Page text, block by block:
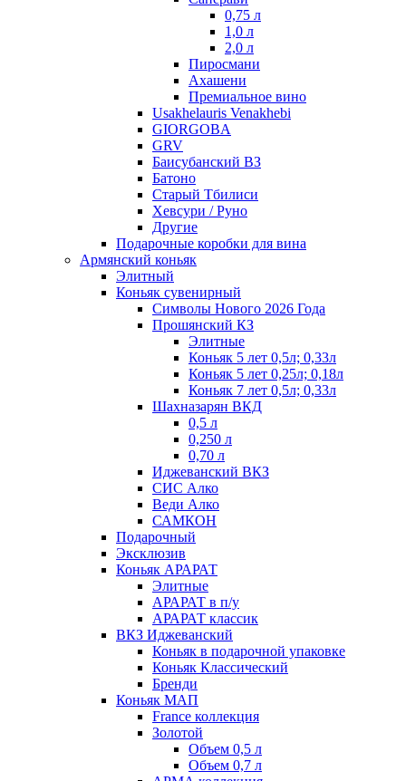
0,75 л
1,0 л
2,0 л
Пиросмани
Ахашени
Премиальное вино
Usakhelauris Venakhebi
GIORGOBA
GRV
Баисубанский ВЗ
Батоно
Старый Тбилиси
Хевсури / Руно
Другие
Подарочные коробки для вина
Армянский коньяк
Элитный
Коньяк сувенирный
Символы Нового 2026 Года
Прошянский КЗ
Элитные
Коньяк 5 лет 0,5л; 0,33л
Коньяк 5 лет 0,25л; 0,18л
Коньяк 7 лет 0,5л; 0,33л
Шахназарян ВКД
0,5 л
0,250 л
0,70 л
Иджеванский ВКЗ
СИС Алко
Веди Алко
САМКОН
Подарочный
Эксклюзив
Коньяк АРАРАТ
Элитные
АРАРАТ в п/у
АРАРАТ классик
ВКЗ Иджеванский
Коньяк в подарочной упаковке
Коньяк Классический
Бренди
Коньяк МАП
France коллекция
Золотой
Объем 0,5 л
Объем 0,7 л